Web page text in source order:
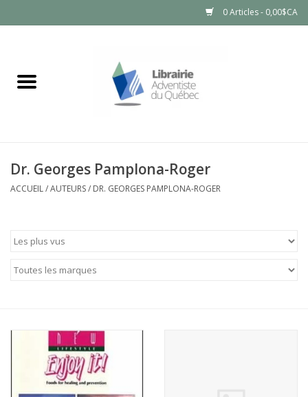
0 Articles - 0,00$CA
Dr. Georges Pamplona-Roger
ACCUEIL/AUTEURS/ DR. GEORGES PAMPLONA-ROGER